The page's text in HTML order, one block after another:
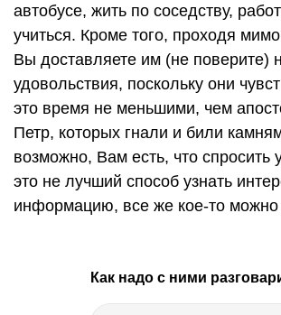
автобусе, жить по соседству,
учиться. Кроме того, проходя
Вы доставляете им (не поверите)
удовольствия, поскольку они
это время не меньшими, чем
Петр, которых гнали и били
возможно, Вам есть, что спросить
это не лучший способ узнать
информацию, все же кое-то можно
Как надо с ними